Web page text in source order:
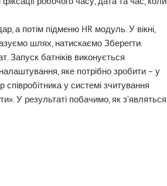
а потім підменю HR модуль. У вікні,
шлях, натискаємо Зберегти.
батніків виконується
яке потрібно зробити – у
у системі зчитування
У результаті побачимо, як з’являться